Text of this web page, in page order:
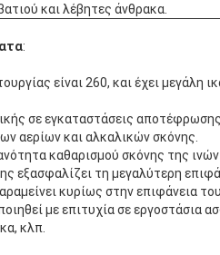
και λέβητες άνθρακα.
:
είναι 260, και έχει μεγάλη
σε εγκαταστάσεις
αερίων και αλκαλικών σκόνης.
καθαρισμού σκόνης της ινών
εξασφαλίζει τη μεγαλύτερη
κυρίως στην επιφάνεια
με επιτυχία σε εργοστάσια
κλπ.